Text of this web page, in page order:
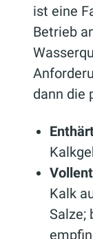
ist eine
Betrieb
dann die
Kalk
Salze;